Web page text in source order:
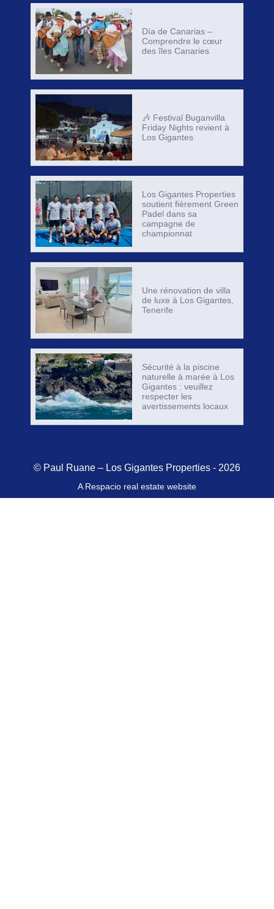
Día de Canarias –
Comprendre le cœur
des îles Canaries
🎶 Festival Buganvilla
Friday Nights revient à
Los Gigantes
Los Gigantes Properties
soutient fièrement Green
Padel dans sa
campagne de
championnat
Une rénovation de villa
de luxe à Los Gigantes,
Tenerife
Sécurité à la piscine
naturelle à marée à Los
Gigantes : veuillez
respecter les
avertissements locaux
© Paul Ruane – Los Gigantes Properties - 2026
A Respacio real estate website